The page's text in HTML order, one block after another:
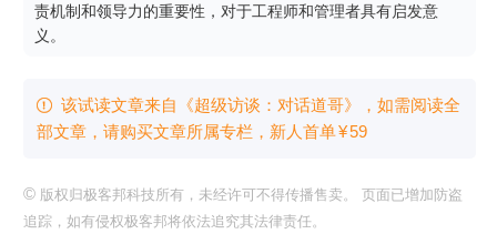
责机制和领导力的重要性，对于工程师和管理者具有启发意
义。
 该试读文章来自《超级访谈：对话道哥》，如需阅读全
部文章，请购买文章所属专栏 ，新⼈⾸单¥59
© 版权归极客邦科技所有，未经许可不得传播售卖。 页面已增加防盗
追踪，如有侵权极客邦将依法追究其法律责任。